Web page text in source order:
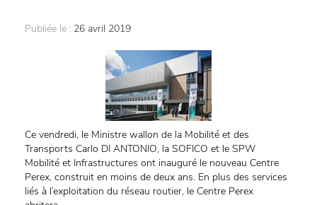
Publiée le : 26 avril 2019
Ce vendredi, le Ministre wallon de la Mobilité et des
Transports Carlo DI ANTONIO, la SOFICO et le SPW
Mobilité et Infrastructures ont inauguré le nouveau Centre
Perex, construit en moins de deux ans. En plus des services
liés à l’exploitation du réseau routier, le Centre Perex